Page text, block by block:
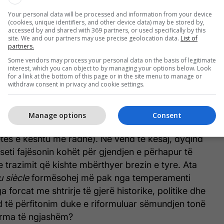
le mal du siècle (përkthyer fjalë për fjalë,
ndiejnë se po jetojmë në kohë të
shënuar - ndër të tjera realitete thellësisht
artificiale [IA], pabarazia në rritje, lufta
klimatike që po afrohet. Megjithatë, qëndrimet
sociopolitik, duke ia ngarkuar përgjegjësinë
ndërgjegjësimin e plotë, të kultivojë ekuilibrin
e kështu me radhë). Në vend të kësaj, dyqind
fajësonin kohët për gjendjen e përhapur të
trazimit që kishte mbërthyer brezin e tyre. Ata
siècleformësohej më pak nga temperamenti
forcat me shtrirje të gjerë historike, politike dhe
të përfitonim duke e riformuluar sëmundjen tonë
të ngjashëm?
Your personal data will be processed and information from your device
(cookies, unique identifiers, and other device data) may be stored by,
accessed by and shared with 369 partners, or used specifically by this
site. We and our partners may use precise geolocation data. List of
partners.
Some vendors may process your personal data on the basis of legitimate
interest, which you can object to by managing your options below. Look
for a link at the bottom of this page or in the site menu to manage or
withdraw consent in privacy and cookie settings.
Consent
Manage options